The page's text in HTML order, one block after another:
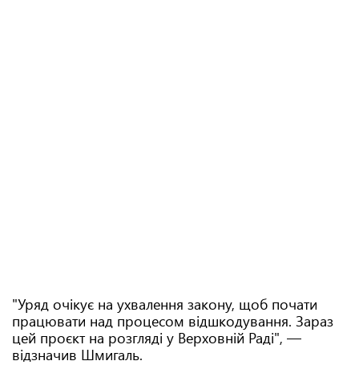
"Уряд очікує на ухвалення закону, щоб почати
працювати над процесом відшкодування. Зараз
цей проєкт на розгляді у Верховній Раді", —
відзначив Шмигаль.